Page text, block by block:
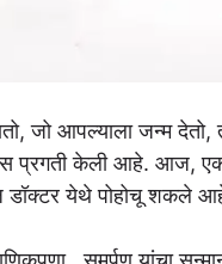
जो आपल्याला जन्म
प्रगती केली आहे. आज,
डॉक्टर येथे पोहोचू शकले